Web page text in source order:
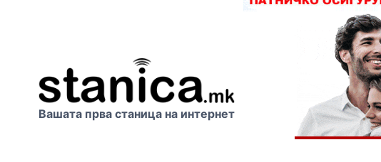
Вашата прва станица на интернет